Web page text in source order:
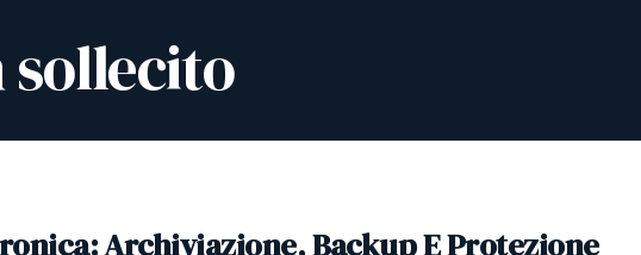
sollecito
Archiviazione, Backup E Protezione